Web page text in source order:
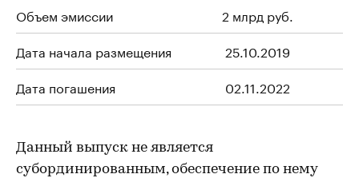
Объем эмиссии
2 млрд руб.
Дата начала размещения
25.10.2019
Дата погашения
02.11.2022
Данный выпуск не является
субординированным, обеспечение по нему